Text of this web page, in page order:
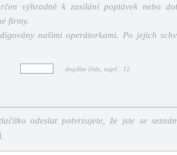
výhradně k zasílání poptávek nebo
firmy.
našimi operátorkami. Po jejich
doplňte číslo, např.: 12
odeslat potvrzujete, že jste se